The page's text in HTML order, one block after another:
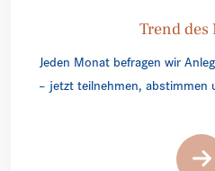
Trend des
Jeden Monat befragen wir
– jetzt teilnehmen, abstimmen